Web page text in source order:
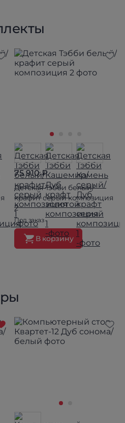
75 910 ₽
Детская Тэбби белый/
крафит серый композиция
2
Под заказ
В корзину